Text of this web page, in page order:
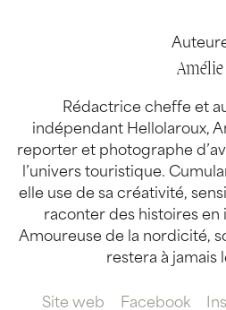
Amélie
Rédactrice cheffe et
indépendant Hellolaroux,
reporter et photographe
l’univers touristique.
elle use de sa créativité,
raconter des histoires en
Amoureuse de la nordicité,
restera à jamais
Site web Facebook